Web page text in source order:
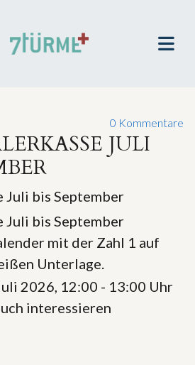
0 Kommentare
JULI
Juli bis September
Juli bis September
2026, 12:00 - 13:00 Uhr
interessieren